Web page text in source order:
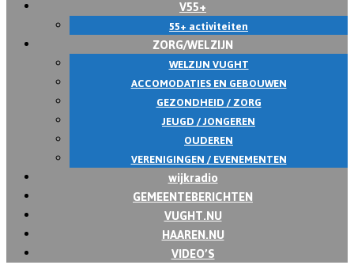
V55+
55+ activiteiten
ZORG/WELZIJN
WELZIJN VUGHT
ACCOMODATIES EN GEBOUWEN
GEZONDHEID / ZORG
JEUGD / JONGEREN
OUDEREN
VERENIGINGEN / EVENEMENTEN
wijkradio
GEMEENTEBERICHTEN
VUGHT.NU
HAAREN.NU
VIDEO’S